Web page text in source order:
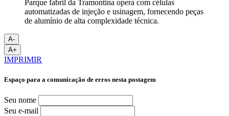
Parque fabril da Tramontina opera com células
automatizadas de injeção e usinagem, fornecendo peças
de alumínio de alta complexidade técnica.
A-
A+
IMPRIMIR
Espaço para a comunicação de erros nesta postagem
Seu nome
Seu e-mail